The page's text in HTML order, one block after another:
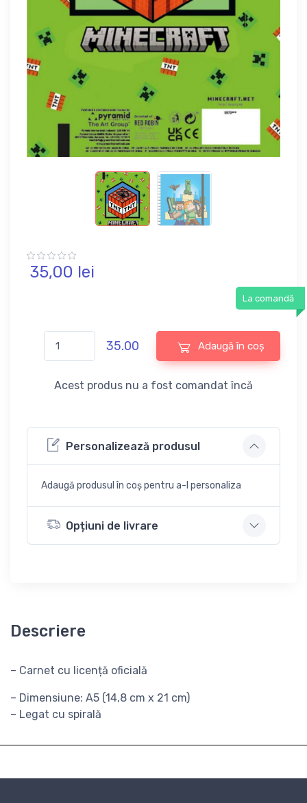
35,00 lei
La comandă
35.00 Adaugă în coș
Acest produs nu a fost comandat încă
Personalizează produsul
Adaugă produsul în coș pentru a-l personaliza
Opțiuni de livrare
Descriere
– Carnet cu licență oficială
– Dimensiune: A5 (14,8 cm x 21 cm)
– Legat cu spirală